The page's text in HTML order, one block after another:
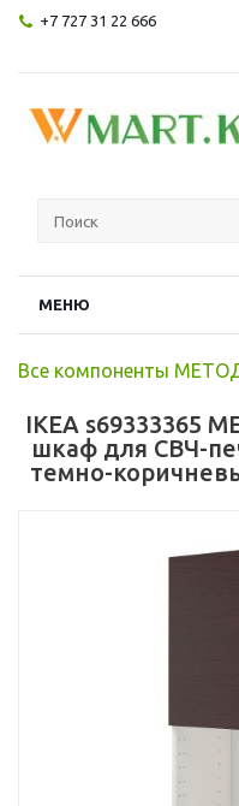
+7 727 31 22 666
МЕНЮ
Все компоненты
IKEA s69333365
шкаф для СВЧ-
темно-